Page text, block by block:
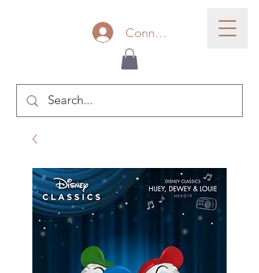
Connexion